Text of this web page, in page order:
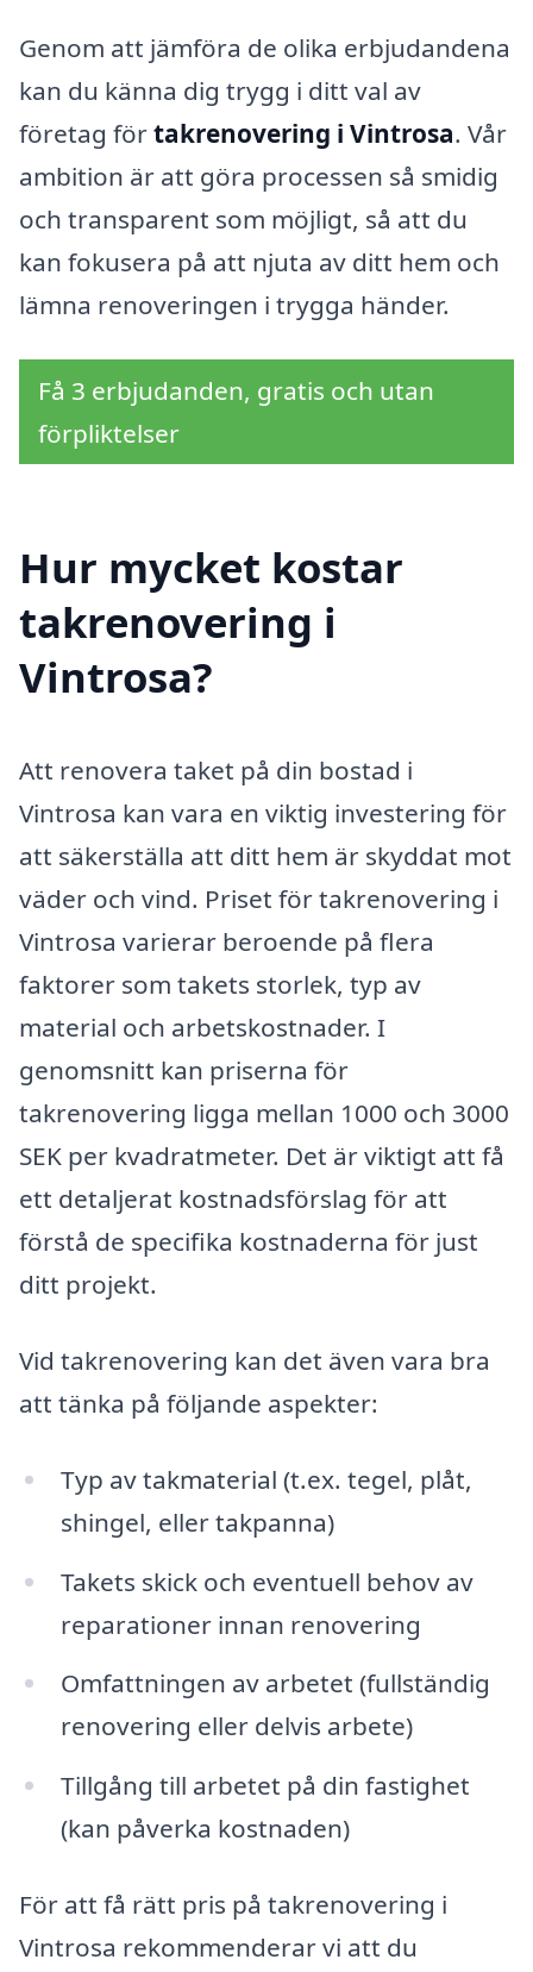
Genom att jämföra de olika erbjudandena
kan du känna dig trygg i ditt val av
företag förtakrenovering i Vintrosa. Vår
ambition är att göra processen så smidig
och transparent som möjligt, så att du
kan fokusera på att njuta av ditt hem och
lämna renoveringen i trygga händer.
Få 3 erbjudanden, gratis och utan
förpliktelser
Hur mycket kostar
takrenovering i
Vintrosa?
Att renovera taket på din bostad i
Vintrosa kan vara en viktig investering för
att säkerställa att ditt hem är skyddat mot
väder och vind. Priset för takrenovering i
Vintrosa varierar beroende på flera
faktorer som takets storlek, typ av
material och arbetskostnader. I
genomsnitt kan priserna för
takrenovering ligga mellan 1000 och 3000
SEK per kvadratmeter. Det är viktigt att få
ett detaljerat kostnadsförslag för att
förstå de specifika kostnaderna för just
ditt projekt.
Vid takrenovering kan det även vara bra
att tänka på följande aspekter:
Typ av takmaterial (t.ex. tegel, plåt,
shingel, eller takpanna)
Takets skick och eventuell behov av
reparationer innan renovering
Omfattningen av arbetet (fullständig
renovering eller delvis arbete)
Tillgång till arbetet på din fastighet
(kan påverka kostnaden)
För att få rätt pris på takrenovering i
Vintrosa rekommenderar vi att du